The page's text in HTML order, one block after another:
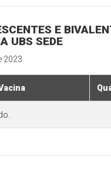
E
UBS SEDE
2023